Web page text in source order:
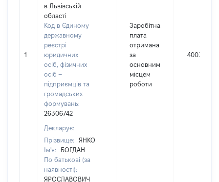
1
в Львiвській
областi
Код в Єдиному
державному
реєстрі
юридичних
осіб, фізичних
осіб –
підприємців та
громадських
формувань:
26306742
Декларує:
Прізвище:
ЯНКО
Ім'я:
БОГДАН
По батькові (за
наявності):
ЯРОСЛАВОВИЧ
Заробітна
плата
отримана
за
основним
місцем
роботи
400331